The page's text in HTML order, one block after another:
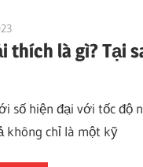
thích là gì? Tại
số hiện đại với tốc độ
không chỉ là một kỹ